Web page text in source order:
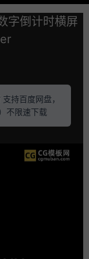
字倒计时横屏
持百度网盘，
不限速下载